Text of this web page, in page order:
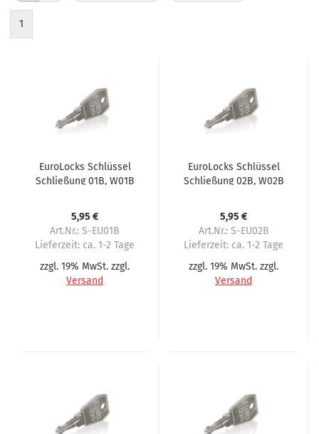
1
EuroLocks Schlüssel
Schließung 01B, W01B
5,95 €
Art.Nr.: S-EU01B
Lieferzeit: ca. 1-2 Tage
zzgl. 19% MwSt. zzgl.
Versand
EuroLocks Schlüssel
Schließung 02B, W02B
5,95 €
Art.Nr.: S-EU02B
Lieferzeit: ca. 1-2 Tage
zzgl. 19% MwSt. zzgl.
Versand